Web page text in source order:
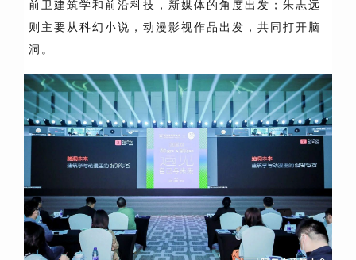
前卫建筑学和前沿科技，新媒体的角度出发；朱志远
则主要从科幻小说，动漫影视作品出发，共同打开脑
洞。